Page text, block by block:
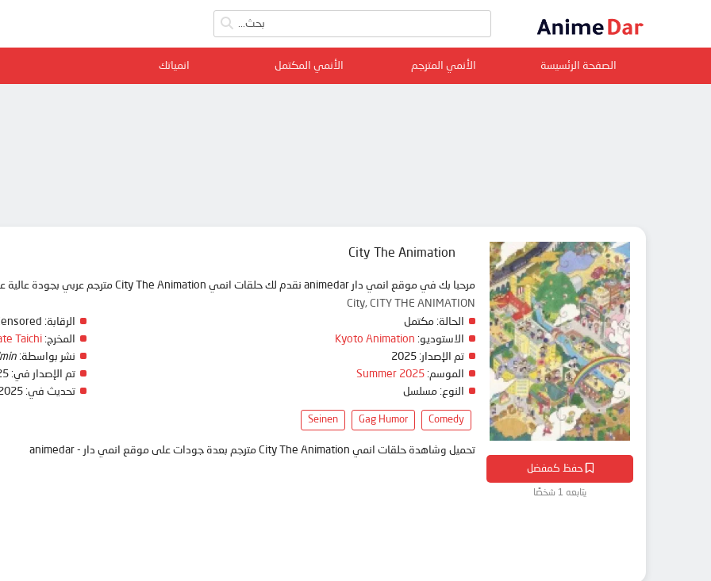
الصفحة الرئسيسة الأنمي المترجم الأنمي المكتمل انمياتك
حفظ كمفضل
يتابعه 1 شخصًا
City The Animation
مرحبا بك في موقع انمي دار animedar نقدم لك حلقات انمي City The Animation مترجم عربي بجودة عالية على سرفرات متعددة, مشاهدة ممتعة
City, CITY THE ANIMATION
الحالة: مكتمل
الاستوديو: Kyoto Animation
تم الإصدار:
الموسم: Summer 2025
النوع: مسلسل
الرقابة:
المخرج: Taichi
نشر بواسطة:
تم الإصدار في:
تحديث في:
Comedy
Gag Humor
Seinen
تحميل وشاهدة حلقات انمي City The Animation مترجم بعدة جودات على موقع انمي دار - animedar